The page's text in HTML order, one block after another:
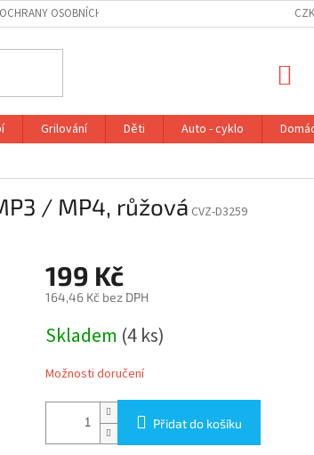
OSOBNÍCH ÚDAJŮ VRÁCENÍ ZBOŽÍ V ZÁKONNÉCZK
Grilování Děti Auto - cyklo
/ MP4, růžová CVZ-D3259
199 Kč
164,46 Kč bez DPH
cena:
Skladem (4 ks)
Možnosti doručení
Přidat do košíku